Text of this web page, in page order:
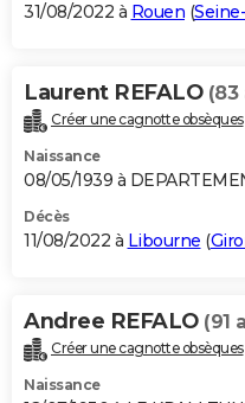
31/08/2022 à Rouen (
Laurent REFALO (83
Créer une cagnotte obsèques
Naissance
08/05/1939 à
Décès
11/08/2022 à Libourne (
Andree REFALO (91
Créer une cagnotte obsèques
Naissance